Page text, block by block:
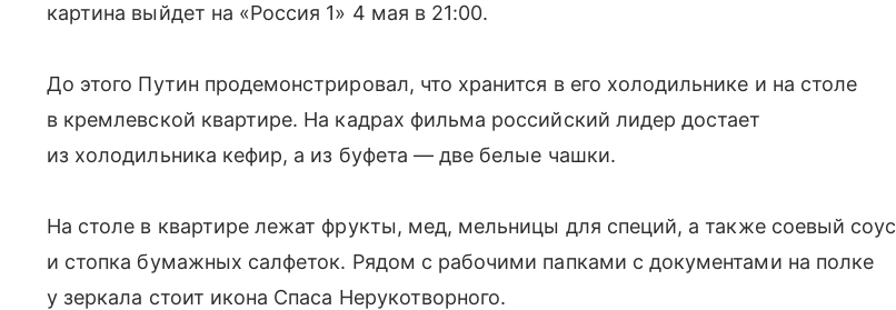
картина выйдет на «Россия 1» 4 мая в 21:00.
До этого Путин продемонстрировал, что хранится в его холодильнике и на столе
в кремлевской квартире. На кадрах фильма российский лидер достает
из холодильника кефир, а из буфета — две белые чашки.
На столе в квартире лежат фрукты, мед, мельницы для специй, а также соевый соус
и стопка бумажных салфеток. Рядом с рабочими папками с документами на полке
у зеркала стоит икона Спаса Нерукотворного.